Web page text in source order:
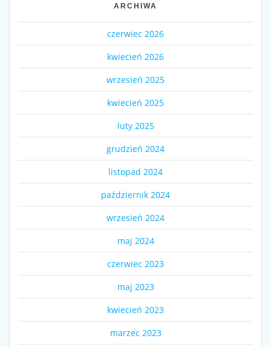
ARCHIWA
czerwiec 2026
kwiecień 2026
wrzesień 2025
kwiecień 2025
luty 2025
grudzień 2024
listopad 2024
październik 2024
wrzesień 2024
maj 2024
czerwiec 2023
maj 2023
kwiecień 2023
marzec 2023